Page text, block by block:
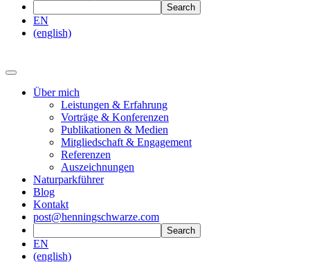
EN
(english)
Über mich
Leistungen & Erfahrung
Vorträge & Konferenzen
Publikationen & Medien
Mitgliedschaft & Engagement
Referenzen
Auszeichnungen
Naturparkführer
Blog
Kontakt
post@henningschwarze.com
EN
(english)